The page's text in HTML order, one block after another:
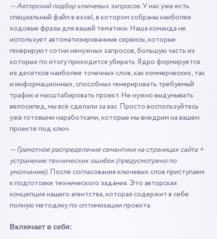
— Авторский подбор ключевых запросов.У нас уже есть
специальный файл в excel, в котором собраны наиболее
ходовые фразы для вашей тематики. Наша команда не
использует автоматизированные сервисы, которые
генерируют сотни ненужных запросов, большую часть из
которых по итогу приходится убирать. Ядро формируется
из десятков наиболее точечных слов, как коммерческих, так
и информационных, способных генерировать требуемый
трафик и масштабировать проект. Не нужно выдумывать
велосипед, мы всё сделали за вас. Просто воспользуйтесь
уже готовыми наработками, которые мы внедрим на вашем
проекте под ключ.
— Грамотное распределение семантики на страницах сайта +
устранение технических ошибок (предусмотрено по
умолчанию).После согласования ключевых слов приступаем
к подготовке технического задания. Это авторская
концепция нашего агентства, которая содержит в себе
полную методику по оптимизации проекта.
Включает в себя: